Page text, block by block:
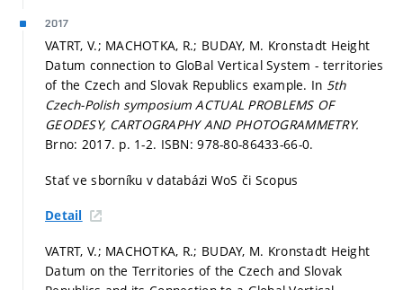
2017
VATRT, V.; MACHOTKA, R.; BUDAY, M. Kronstadt Height
Datum connection to GloBal Vertical System - territories
of the Czech and Slovak Republics example. In 5th
Czech-Polish symposium ACTUAL PROBLEMS OF
GEODESY, CARTOGRAPHY AND PHOTOGRAMMETRY.
Brno: 2017. p. 1-2. ISBN: 978-80-86433-66-0.
Stať ve sborníku v databázi WoS či Scopus
Detail
VATRT, V.; MACHOTKA, R.; BUDAY, M. Kronstadt Height
Datum on the Territories of the Czech and Slovak